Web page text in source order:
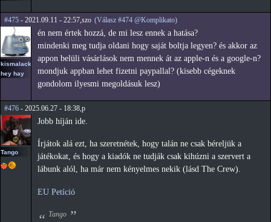
#475 - 2021.09.11 - 22:57,szo (Válasz #474 @Komplikato)
kismalacka
hey hay
én nem értek hozzá, de mi lesz ennek a hatása?
mindenki meg tudja oldani hogy saját boltja legyen? és akkor az
appon belüli vásárlások nem mennek át az apple-n és a google-n?
mondjuk appban lehet fizetni paypallal? (kisebb cégeknek
gondolom ilyesmi megoldásuk lesz)
#476 - 2025.06.27 - 18:38,p
Tango
Jobb híján ide.
Írjátok alá ezt, ha szeretnétek, hogy talán ne csak béreljük a
játékokat, és hogy a kiadók ne tudják csak kihúzni a szervert a
lábunk alól, ha már nem kényelmes nekik (lásd The Crew).
EU Petíció
Tango